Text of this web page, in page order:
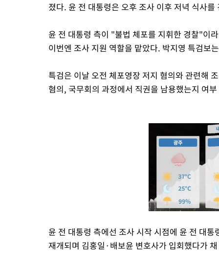
졌다. 윤 전 대통령은 오후 조사 이후 저녁 식사
윤 전 대통령 측이 "불법 체포를 지휘한 경찰"이
이번엔 조사 지원 역할을 맡았다. 박지영 특검보
특검은 이날 오전 체포영장 저지 혐의와 관련해
혐의, 국무회의 과정에서 직권을 남용했는지 여
윤 전 대통령 측에선 조사 시작 시점에 윤 전 대
재개되며 김홍일·배보윤 변호사가 입회했다가